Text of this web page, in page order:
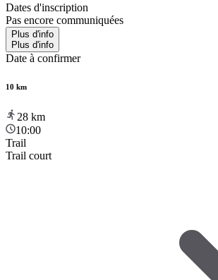
Dates d'inscription
Pas encore communiquées
Plus d'info
Plus d'info
Date à confirmer
10 km
28 km
10:00
Trail
Trail court